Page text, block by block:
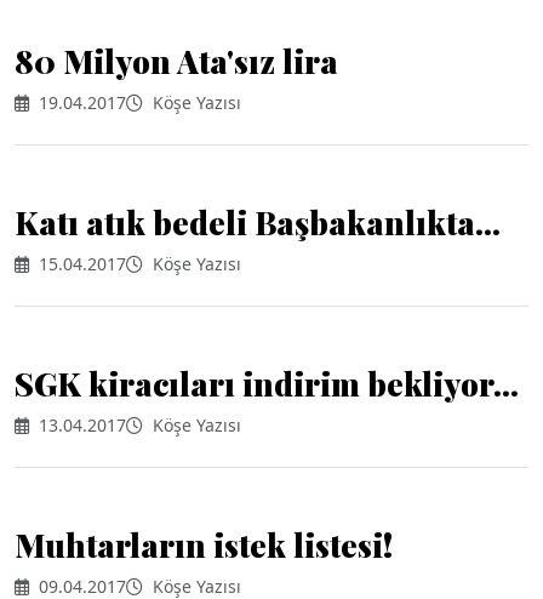
80 Milyon Ata'sız lira
19.04.2017 Köşe Yazısı
Katı atık bedeli Başbakanlıkta...
15.04.2017 Köşe Yazısı
SGK kiracıları indirim bekliyor...
13.04.2017 Köşe Yazısı
Muhtarların istek listesi!
09.04.2017 Köşe Yazısı